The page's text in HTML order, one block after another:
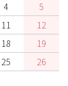
4
5
11
12
18
19
25
26